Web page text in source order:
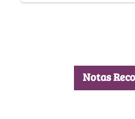
Notas